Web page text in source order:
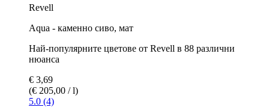
Revell
Aqua - каменно сиво, мат
Най-популярните цветове от Revell в 88 различни
нюанса
€ 3,69
(€ 205,00 / l)
5.0 (4)